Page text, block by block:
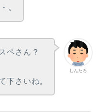
。
しんたろ
ペさん？
下さいね。